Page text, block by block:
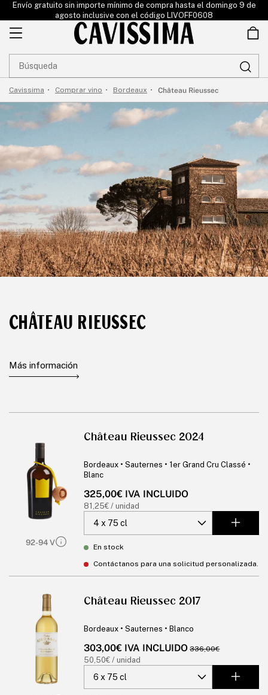
directamente
al contenido
Envío gratuito sin importe mínimo de compra hasta el domingo 9 de
agosto inclusive con el código LIVOFF0608
Cavissima Comprar vino Bordeaux Château Rieussec
CHÂTEAU RIEUSSEC
Más información
92-94 V
Château Rieussec 2024
Bordeaux • Sauternes • 1er Grand Cru Classé •
Blanc
Precio
habitual
325,00€ IVA INCLUIDO
Precio
81,25€ / unidad
En stock
Contáctanos para una solicitud personalizada.
Château Rieussec 2017
Bordeaux • Sauternes • Blanco
Precio
de
oferta
303,00€ IVA INCLUIDO Precio
336,00€
Precio
50,50€ / unidad